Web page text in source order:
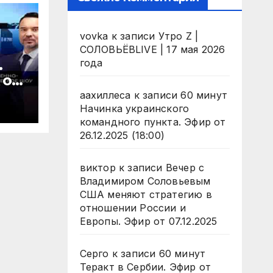
vovka к записи Утро Z |
СОЛОВЬЁВLIVE | 17 мая 2026
года
аахиллеса к записи60 минут
Начинка украинского
командного пункта. Эфир от
26.12.2025 (18:00)
виктор к записи Вечер с
Владимиром Соловьевым
США меняют стратегию в
отношении России и
Европы. Эфир от 07.12.2025
Серго к записи 60 минут
Теракт в Сербии. Эфир от